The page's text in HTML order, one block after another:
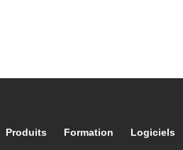
Footer main navigation
Produits Formation Logiciels